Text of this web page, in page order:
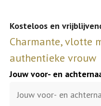
Kosteloos en
Charmante, vlotte
authentieke vrouw
Jouw voor- en